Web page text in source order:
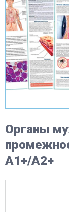
Органы
А1+/А2+